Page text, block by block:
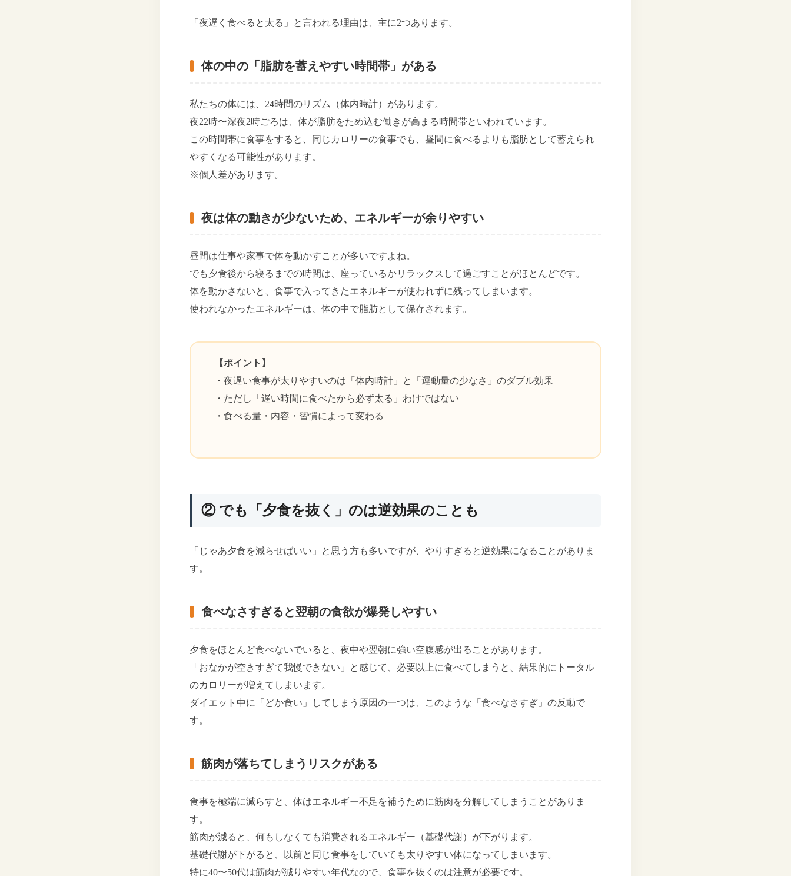
「夜遅く食べると太る」と言われる理由は、主に2つあります。
体の中の「脂肪を蓄えやすい時間帯」がある
私たちの体には、24時間のリズム（体内時計）があります。
夜22時〜深夜2時ごろは、体が脂肪をため込む働きが高まる時間帯といわれています。
この時間帯に食事をすると、同じカロリーの食事でも、昼間に食べるよりも脂肪として蓄えられ
やすくなる可能性があります。
※個人差があります。
夜は体の動きが少ないため、エネルギーが余りやすい
昼間は仕事や家事で体を動かすことが多いですよね。
でも夕食後から寝るまでの時間は、座っているかリラックスして過ごすことがほとんどです。
体を動かさないと、食事で入ってきたエネルギーが使われずに残ってしまいます。
使われなかったエネルギーは、体の中で脂肪として保存されます。
【ポイント】
・夜遅い食事が太りやすいのは「体内時計」と「運動量の少なさ」のダブル効果
・ただし「遅い時間に食べたから必ず太る」わけではない
・食べる量・内容・習慣によって変わる
② でも「夕食を抜く」のは逆効果のことも
「じゃあ夕食を減らせばいい」と思う方も多いですが、やりすぎると逆効果になることがありま
す。
食べなさすぎると翌朝の食欲が爆発しやすい
夕食をほとんど食べないでいると、夜中や翌朝に強い空腹感が出ることがあります。
「おなかが空きすぎて我慢できない」と感じて、必要以上に食べてしまうと、結果的にトータル
のカロリーが増えてしまいます。
ダイエット中に「どか食い」してしまう原因の一つは、このような「食べなさすぎ」の反動で
す。
筋肉が落ちてしまうリスクがある
食事を極端に減らすと、体はエネルギー不足を補うために筋肉を分解してしまうことがありま
す。
筋肉が減ると、何もしなくても消費されるエネルギー（基礎代謝）が下がります。
基礎代謝が下がると、以前と同じ食事をしていても太りやすい体になってしまいます。
特に40〜50代は筋肉が減りやすい年代なので、食事を抜くのは注意が必要です。